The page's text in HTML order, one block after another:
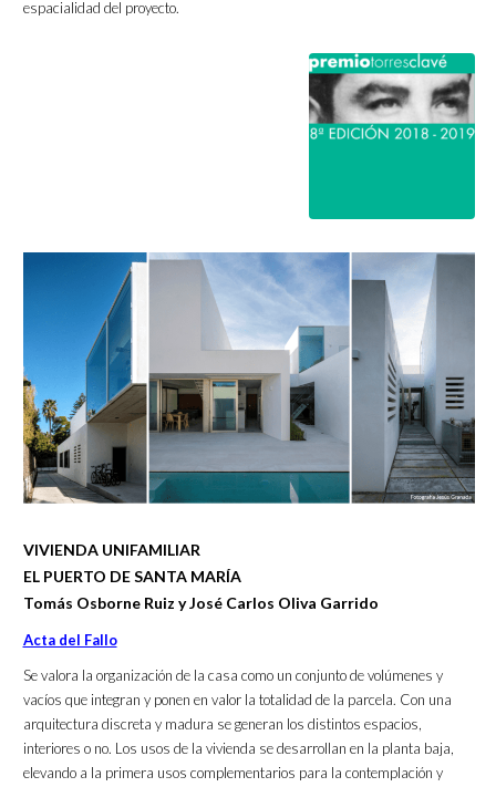
espacialidad del proyecto.
VIVIENDA UNIFAMILIAR
EL PUERTO DE SANTA MARÍA
Tomás Osborne Ruiz y José Carlos Oliva Garrido
Acta del Fallo
Se valora la organización de la casa como un conjunto de volúmenes y
vacíos que integran y ponen en valor la totalidad de la parcela. Con una
arquitectura discreta y madura se generan los distintos espacios,
interiores o no. Los usos de la vivienda se desarrollan en la planta baja,
elevando a la primera usos complementarios para la contemplación y